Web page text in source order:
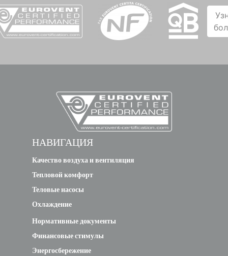
НАВИГАЦИЯ
Качество воздуха и вентиляция
Тепловой комфорт
Теловые насосы
Охлаждение
Нормативные документы
Финансовые стимулы
Энергосбережение